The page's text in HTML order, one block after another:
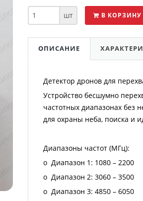
шт В КОРЗИНУ
ОПИСАНИЕ
Детектор дронов для
Устройство бесшумно
частотных диапазонах без
для охраны неба, поиска и
Диапазоны частот (МГц):
o Диапазон 1: 1080 – 2200
o Диапазон 2: 3060 – 3500
o Диапазон 3: 4850 – 6050